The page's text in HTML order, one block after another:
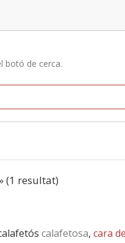
botó de cerca.
(1 resultat)
calafetosa, cara